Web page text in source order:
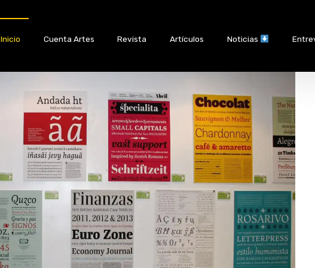
Inicio Cuenta Artes Revista Artículos Noticias